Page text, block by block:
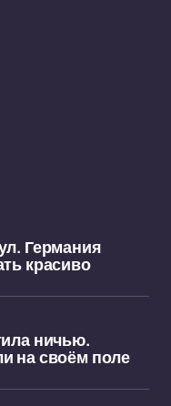
Германия
красиво
ничью.
на своём поле